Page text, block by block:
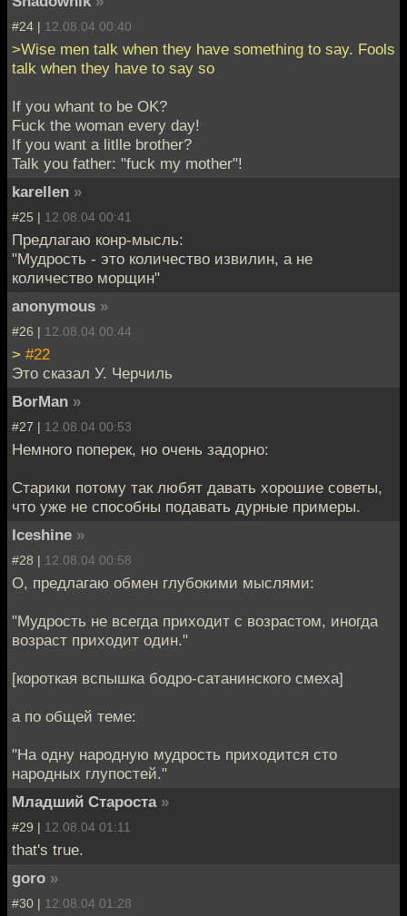
#24 | 12.08.04 00:40
>Wise men talk when they have something to say. Fools
talk when they have to say so
If you whant to be OK?
Fuck the woman every day!
If you want a litlle brother?
Talk you father: "fuck my mother"!
karellen »
#25 | 12.08.04 00:41
Предлагаю конр-мысль:
"Мудрость - это количество извилин, а не
количество морщин"
anonymous »
#26 | 12.08.04 00:44
> #22
Это сказал У. Черчиль
BorMan »
#27 | 12.08.04 00:53
Немного поперек, но очень задорно:
Старики потому так любят давать хорошие советы,
что уже не способны подавать дурные примеры.
Iceshine »
#28 | 12.08.04 00:58
О, предлагаю обмен глубокими мыслями:
"Мудрость не всегда приходит с возрастом, иногда
возраст приходит один."
[короткая вспышка бодро-сатанинского смеха]
а по общей теме:
"На одну народную мудрость приходится сто
народных глупостей."
Младший Староста »
#29 | 12.08.04 01:11
that's true.
goro »
#30 | 12.08.04 01:28